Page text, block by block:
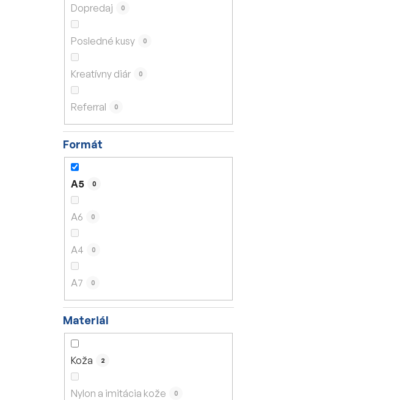
Dopredaj 0
Posledné kusy 0
Kreatívny diár 0
Referral 0
Formát
A5 0
A6 0
A4 0
A7 0
Materiál
Koža 2
Nylon a imitácia kože 0